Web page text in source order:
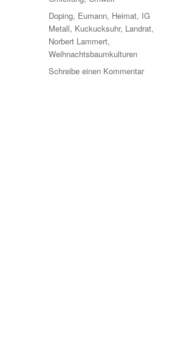
Schlagwörter
Doping, Eumann, Heimat, IG
Metall, Kuckucksuhr, Landrat,
Norbert Lammert,
Weihnachtsbaumkulturen
Schreibe einen Kommentarzu